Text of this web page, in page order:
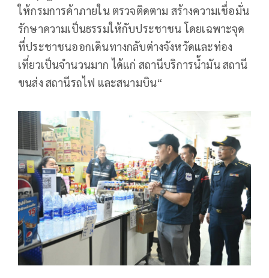
ให้กรมการค้าภายใน ตรวจติดตาม สร้างความเชื่อมั่น
รักษาความเป็นธรรมให้กับประชาชน โดยเฉพาะจุด
ที่ประชาชนออกเดินทางกลับต่างจังหวัดและท่อง
เที่ยวเป็นจำนวนมาก ได้แก่ สถานีบริการน้ำมัน สถานี
ขนส่ง สถานีรถไฟ และสนามบิน“